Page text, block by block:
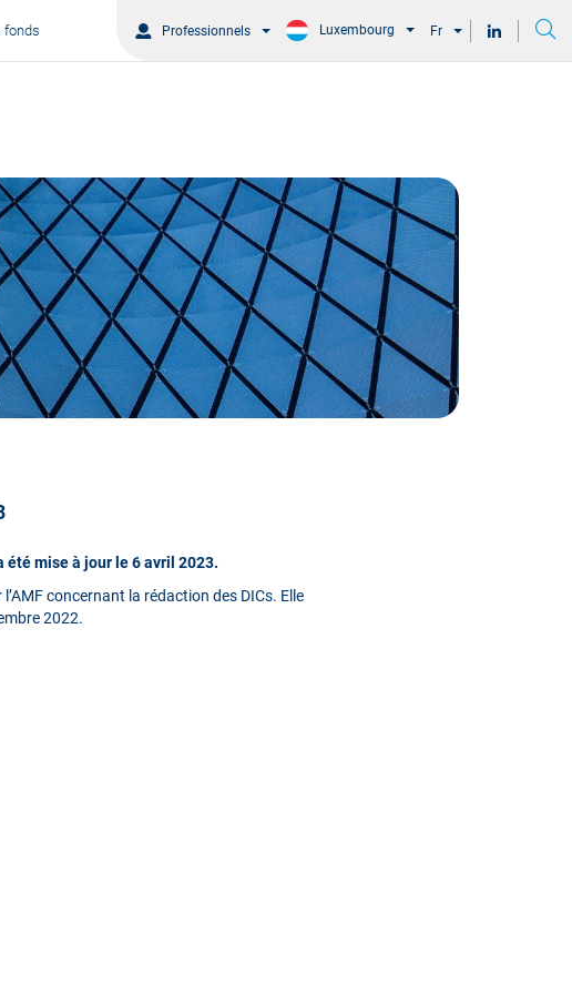
Professionnels Luxembourg Fr
fonds
mise à jour le 6 avril 2023.
concernant la rédaction des DICs. Elle
2022.